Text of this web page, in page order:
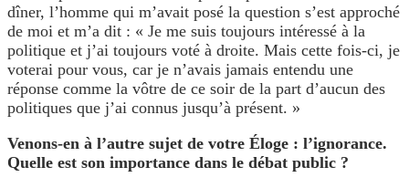
dîner, l’homme qui m’avait posé la question s’est approché
de moi et m’a dit : « Je me suis toujours intéressé à la
politique et j’ai toujours voté à droite. Mais cette fois-ci, je
voterai pour vous, car je n’avais jamais entendu une
réponse comme la vôtre de ce soir de la part d’aucun des
politiques que j’ai connus jusqu’à présent. »
Venons-en à l’autre sujet de votre Éloge : l’ignorance.
Quelle est son importance dans le débat public ?